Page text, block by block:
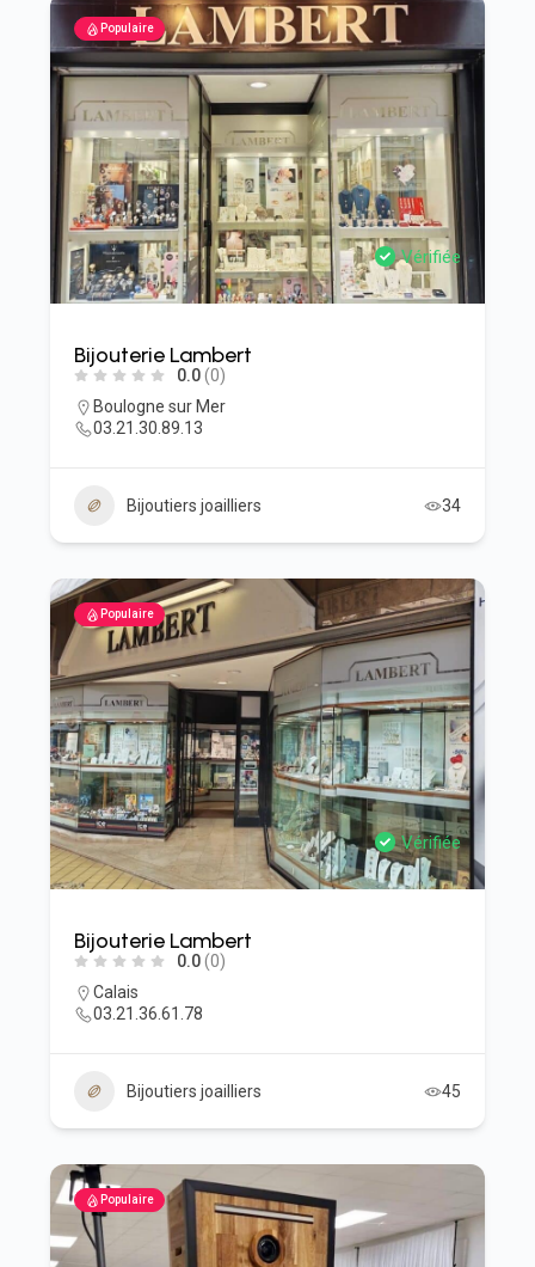
Populaire
Vérifiée
Bijouterie Lambert
0.0(0)
Boulogne sur Mer
03.21.30.89.13
Bijoutiers joailliers 34
Populaire
Vérifiée
Bijouterie Lambert
0.0(0)
Calais
03.21.36.61.78
Bijoutiers joailliers 45
Populaire